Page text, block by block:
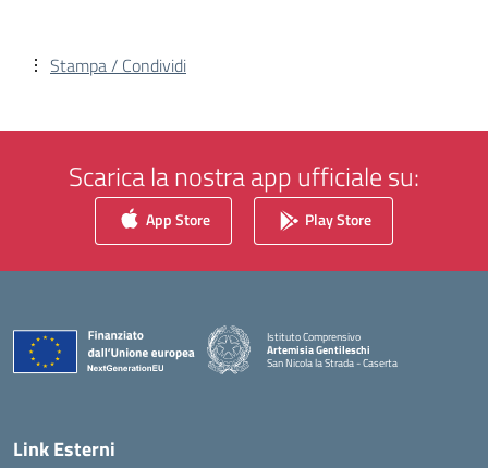
Stampa / Condividi
Scarica la nostra app ufficiale su:
App Store Play Store
Istituto Comprensivo
Artemisia Gentileschi
San Nicola la Strada - Caserta
Link Esterni